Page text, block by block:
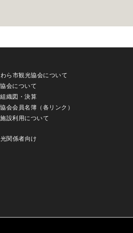
ら市観光協会について
協会について
組織図・決算
協会会員名簿（各リンク）
施設利用について
関係者向け